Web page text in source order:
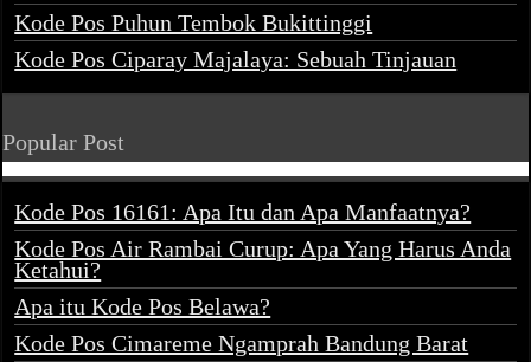
Kode Pos Puhun Tembok Bukittinggi
Kode Pos Ciparay Majalaya: Sebuah Tinjauan
Popular Post
Kode Pos 16161: Apa Itu dan Apa Manfaatnya?
Kode Pos Air Rambai Curup: Apa Yang Harus Anda
Ketahui?
Apa itu Kode Pos Belawa?
Kode Pos Cimareme Ngamprah Bandung Barat